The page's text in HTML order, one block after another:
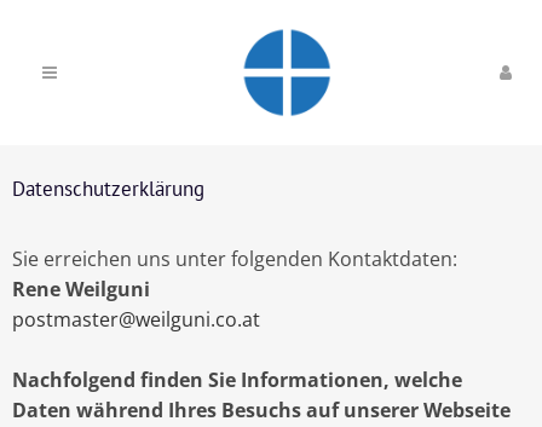
Datenschutzerklärung
Sie erreichen uns unter folgenden Kontaktdaten:
Rene Weilguni
postmaster@weilguni.co.at
Nachfolgend finden Sie Informationen, welche
Daten während Ihres Besuchs auf unserer Webseite